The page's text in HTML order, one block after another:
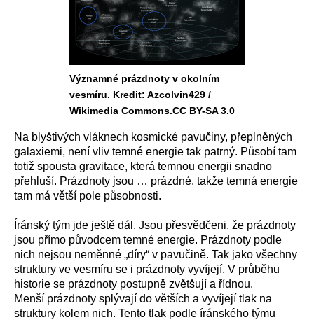
Významné prázdnoty v okolním
vesmíru. Kredit: Azcolvin429 /
Wikimedia Commons.CC BY-SA 3.0
Na blyštivých vláknech kosmické pavučiny, přeplněných
galaxiemi, není vliv temné energie tak patrný. Působí tam
totiž spousta gravitace, která temnou energii snadno
přehluší. Prázdnoty jsou … prázdné, takže temná energie
tam má větší pole působnosti.
Íránský tým jde ještě dál. Jsou přesvědčeni, že prázdnoty
jsou přímo původcem temné energie. Prázdnoty podle
nich nejsou neměnné „díry“ v pavučině. Tak jako všechny
struktury ve vesmíru se i prázdnoty vyvíjejí. V průběhu
historie se prázdnoty postupně zvětšují a řídnou.
Menší prázdnoty splývají do větších a vyvíjejí tlak na
struktury kolem nich. Tento tlak podle íránského týmu